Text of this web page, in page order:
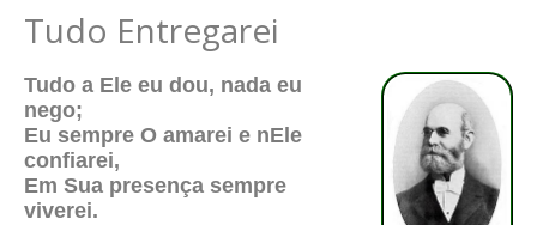
Tudo Entregarei
Tudo a Ele eu dou, nada eu
nego;
Eu sempre O amarei e nEle
confiarei,
Em Sua presença sempre
viverei.